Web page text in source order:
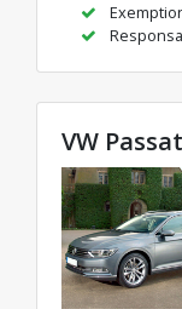
VW